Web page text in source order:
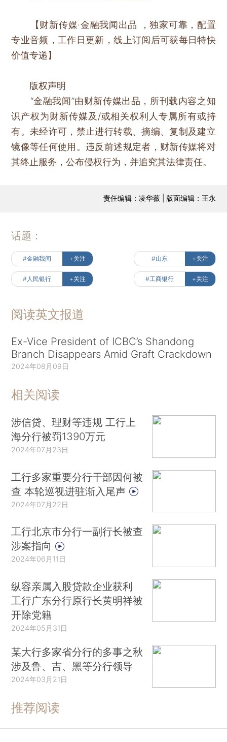
【财新传媒·金融我闻出品 ，独家可靠，配置
专业音频，工作日更新，线上订阅后可获每日特快
价值专递】
版权声明
“金融我闻”由财新传媒出品，所刊载内容之知
识产权为财新传媒及/或相关权利人专属所有或持
有。未经许可，禁止进行转载、摘编、复制及建立
镜像等任何使用。违反前述规定者，财新传媒将对
其终止服务，公布侵权行为，并追究其法律责任。
责任编辑：凌华薇 | 版面编辑：王永
话题：
#金融我闻 +关注 #山东 +关注
#人民银行 +关注 #工商银行 +关注
阅读英文报道
Ex-Vice President of ICBC’s Shandong
Branch Disappears Amid Graft Crackdown
2024年08月09日
相关阅读
涉信贷、理财等违规 工行上
海分行被罚1390万元
2024年07月23日
工行多家重要分行干部因何被
查 本轮巡视进驻渐入尾声
2024年07月22日
工行北京市分行一副行长被查
涉案指向
2024年06月11日
纵容亲属入股贷款企业获利
工行广东分行原行长黄明祥被
开除党籍
2024年05月31日
某大行多家省分行的多事之秋
涉及鲁、吉、黑等分行领导
2024年03月21日
推荐阅读